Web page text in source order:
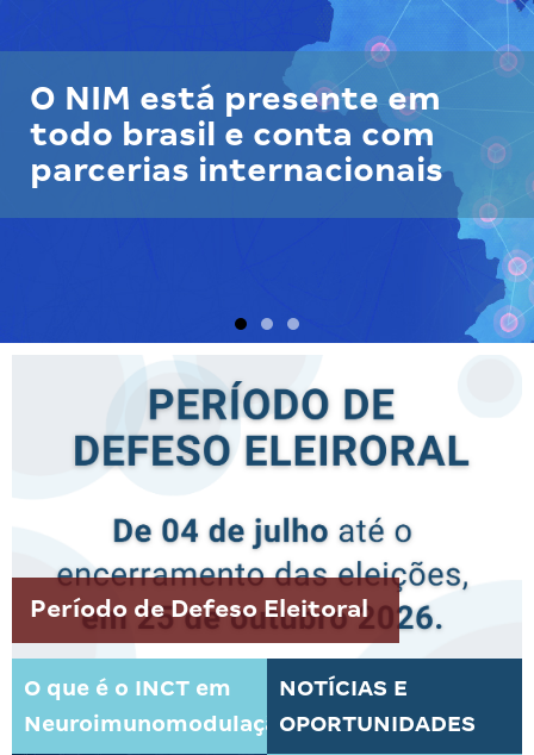
Período de Defeso Eleitoral
O que é o INCT em
Neuroimunomodulação?
NOTÍCIAS E
OPORTUNIDADES